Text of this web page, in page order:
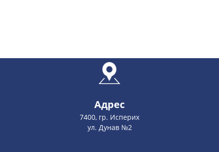
Адрес
7400, гр. Исперих
ул. Дунав №2